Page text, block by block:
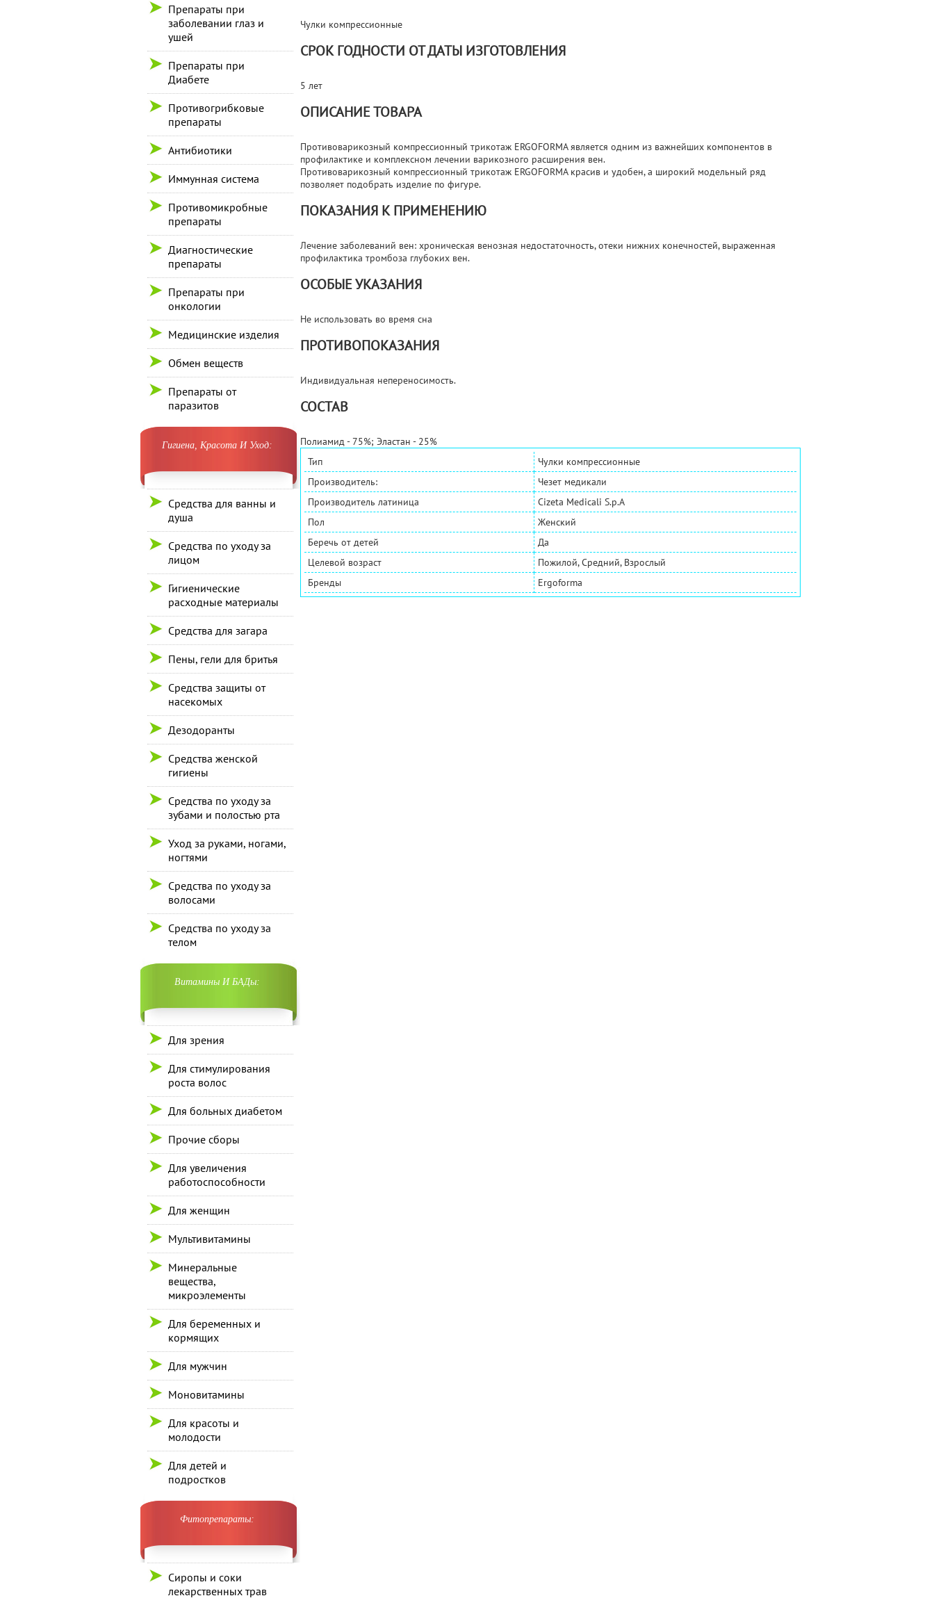
Препараты при
заболевании глаз и
ушей
Препараты при
Диабете
Противогрибковые
препараты
Антибиотики
Иммунная система
Противомикробные
препараты
Диагностические
препараты
Препараты при
онкологии
Медицинские изделия
Обмен веществ
Препараты от
паразитов
Гигиена, Красота И Уход:
Средства для ванны и
душа
Средства по уходу за
лицом
Гигиенические
расходные материалы
Средства для загара
Пены, гели для бритья
Средства защиты от
насекомых
Дезодоранты
Средства женской
гигиены
Средства по уходу за
зубами и полостью рта
Уход за руками, ногами,
ногтями
Средства по уходу за
волосами
Средства по уходу за
телом
Витамины И БАДы:
Для зрения
Для стимулирования
роста волос
Для больных диабетом
Прочие сборы
Для увеличения
работоспособности
Для женщин
Мультивитамины
Минеральные
вещества,
микроэлементы
Для беременных и
кормящих
Для мужчин
Моновитамины
Для красоты и
молодости
Для детей и
подростков
Фитопрепараты:
Сиропы и соки
лекарственных трав
Чулки компрессионные
СРОК ГОДНОСТИ ОТ ДАТЫ ИЗГОТОВЛЕНИЯ
5 лет
ОПИСАНИЕ ТОВАРА
Противоварикозный компрессионный трикотаж ERGOFORMA является одним из важнейших компонентов в
профилактике и комплексном лечении варикозного расширения вен.
Противоварикозный компрессионный трикотаж ERGOFORMA красив и удобен, а широкий модельный ряд
позволяет подобрать изделие по фигуре.
ПОКАЗАНИЯ К ПРИМЕНЕНИЮ
Лечение заболеваний вен: хроническая венозная недостаточность, отеки нижних конечностей, выраженная
профилактика тромбоза глубоких вен.
ОСОБЫЕ УКАЗАНИЯ
Не использовать во время сна
ПРОТИВОПОКАЗАНИЯ
Индивидуальная непереносимость.
СОСТАВ
Полиамид - 75%; Эластан - 25%
Тип
Чулки компрессионные
Производитель:
Чезет медикали
Производитель латиница
Cizeta Medicali S.p.A
Пол
Женский
Беречь от детей
Да
Целевой возраст
Пожилой, Средний, Взрослый
Бренды
Ergoforma